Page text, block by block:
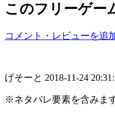
このフリーゲー
コメント・レビューを追
げそーと 2018-11-24
※ネタバレ要素を含みます